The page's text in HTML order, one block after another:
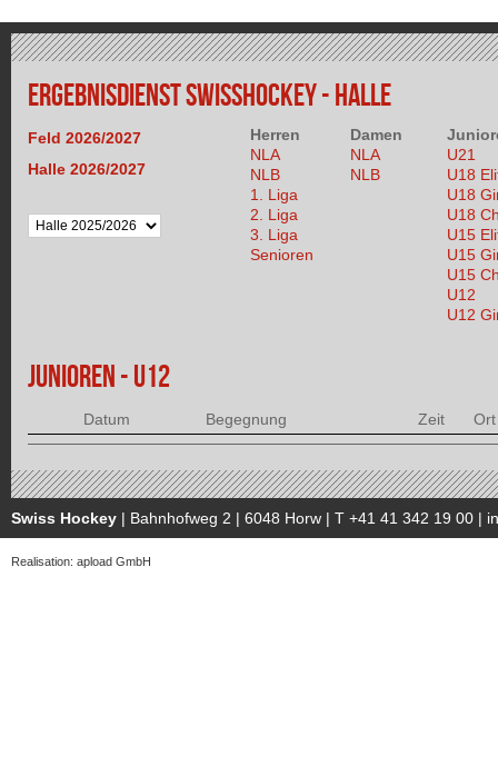
ERGEBNISDIENST SWISSHOCKEY - HALLE
Feld 2026/2027
Halle 2026/2027
Herren Damen
NLA
NLB
1. Liga
2. Liga
3. Liga
Senioren
NLA
NLB
U21
U18
U18
U18
U15
U15
U15
U12
U12
JUNIOREN - U12
Datum Begegnung Zeit Ort
Swiss Hockey | Bahnhofweg 2 | 6048 Horw | T +41 41 342 19 00 |
Realisation: apload GmbH